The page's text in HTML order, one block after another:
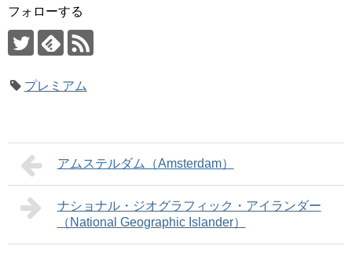
フォローする
プレミアム
アムステルダム（Amsterdam）
ナショナル・ジオグラフィック・アイランダー
（National Geographic Islander）